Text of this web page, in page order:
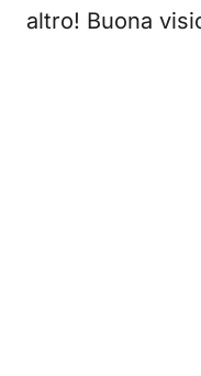
altro! Buona